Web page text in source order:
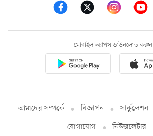
মোবাইল অ্যাপস ডাউনলোড করুন
আমাদের সম্পর্কে বিজ্ঞাপন সার্কুলেশন
যোগাযোগ
নিউজলেটার